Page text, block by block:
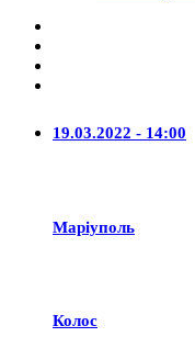
19.03.2022 - 14:00
Маріуполь
Колос